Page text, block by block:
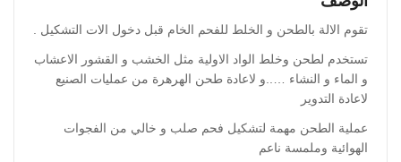
تقوم الالة بالطحن و الخلط للفحم الخام قبل دخول الات التشكيل .
تستخدم لطحن وخلط الواد الاولية مثل الخشب و القشور الاعشاب
و الماء و النشاء …..و لاعادة طحن الهرهرة من عمليات الصنيع
لاعادة التدوير
عملية الطحن مهمة لتشكيل فحم صلب و خالي من الفجوات
الهوائية وملمسة ناعم